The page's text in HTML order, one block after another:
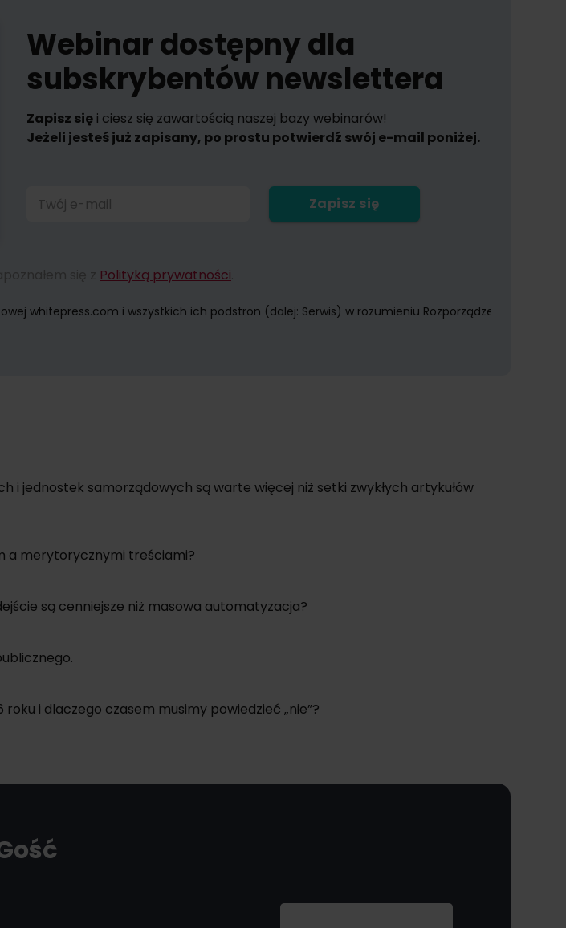
Webinar dostępny dla
subskrybentów newslettera
Zapisz się i ciesz się zawartością naszej bazy webinarów!
Jeżeli jesteś już zapisany, po prostu potwierdź swój e-mail poniżej.
Twój e-mail Zapisz się
Polityką prywatności
i wszystkich ich podstron (dalej: Serwis) w rozumieniu Rozporządzenia
i jednostek samorządowych są warte więcej niż setki zwykłych artykułów
a merytorycznymi treściami?
są cenniejsze niż masowa automatyzacja?
i dlaczego czasem musimy powiedzieć „nie”?